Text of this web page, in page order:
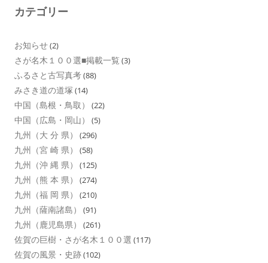
カテゴリー
お知らせ(2)
さが名木１００選■掲載一覧 (3)
ふるさと古写真考(88)
みさき道の道塚 (14)
中国（島根・鳥取） (22)
中国（広島・岡山） (5)
九州（大 分 県） (296)
九州（宮 崎 県） (58)
九州（沖 縄 県） (125)
九州（熊 本 県） (274)
九州（福 岡 県） (210)
九州（薩南諸島） (91)
九州（鹿児島県） (261)
佐賀の巨樹・さが名木１００選 (117)
佐賀の風景・史跡(102)